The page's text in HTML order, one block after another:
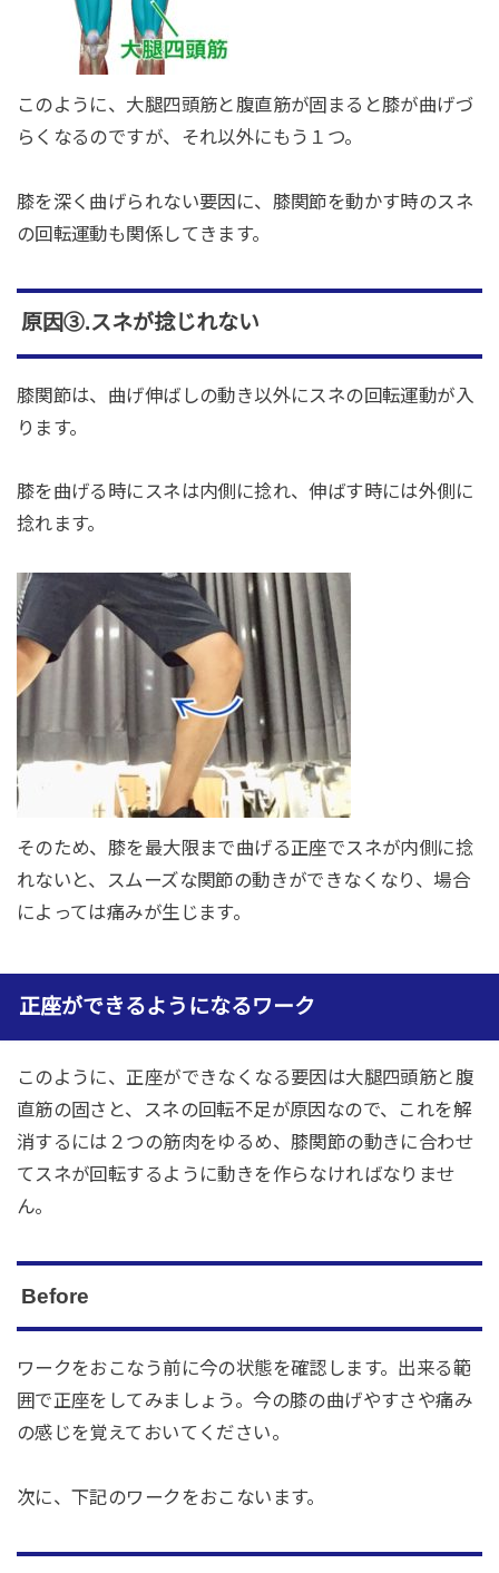
このように、大腿四頭筋と腹直筋が固まると膝が曲げづ
らくなるのですが、それ以外にもう１つ。
膝を深く曲げられない要因に、膝関節を動かす時のスネ
の回転運動も関係してきます。
原因③.スネが捻じれない
膝関節は、曲げ伸ばしの動き以外にスネの回転運動が入
ります。
膝を曲げる時にスネは内側に捻れ、伸ばす時には外側に
捻れます。
そのため、膝を最大限まで曲げる正座でスネが内側に捻
れないと、スムーズな関節の動きができなくなり、場合
によっては痛みが生じます。
正座ができるようになるワーク
このように、正座ができなくなる要因は大腿四頭筋と腹
直筋の固さと、スネの回転不足が原因なので、これを解
消するには２つの筋肉をゆるめ、膝関節の動きに合わせ
てスネが回転するように動きを作らなければなりませ
ん。
Before
ワークをおこなう前に今の状態を確認します。出来る範
囲で正座をしてみましょう。今の膝の曲げやすさや痛み
の感じを覚えておいてください。
次に、下記のワークをおこないます。